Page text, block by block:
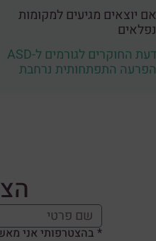
אם יוצאים מגיעים למקומות
נפלאים
דעת החוקרים לגורמים ל-ASD
הפרעה התפתחותית נרחבת
* בהצטרפותי אני